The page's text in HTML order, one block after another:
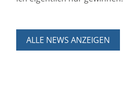
ALLE NEWS ANZEIGEN